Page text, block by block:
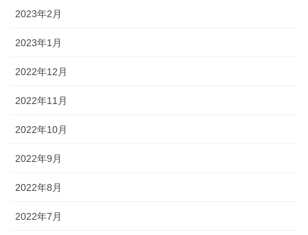
2023年2月
2023年1月
2022年12月
2022年11月
2022年10月
2022年9月
2022年8月
2022年7月